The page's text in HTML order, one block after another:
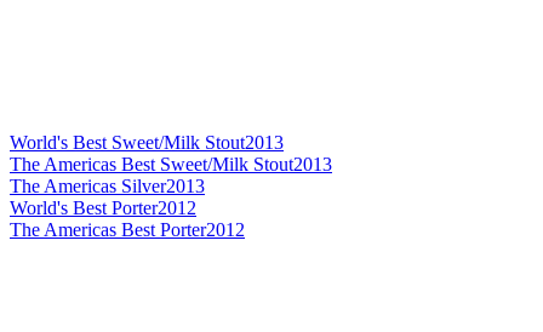
World's Best Sweet/Milk Stout2013
The Americas Best Sweet/Milk Stout2013
The Americas Silver2013
World's Best Porter2012
The Americas Best Porter2012